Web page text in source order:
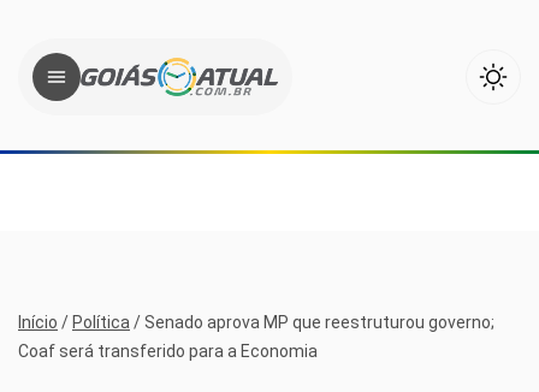
Início / Política / Senado aprova MP que reestruturou governo;
Coaf será transferido para a Economia